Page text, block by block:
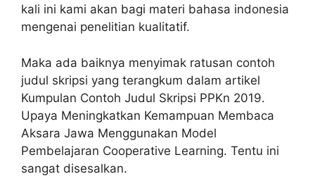
kali ini kami akan bagi materi bahasa indonesia
mengenai penelitian kualitatif.
Maka ada baiknya menyimak ratusan contoh
judul skripsi yang terangkum dalam artikel
Kumpulan Contoh Judul Skripsi PPKn 2019.
Upaya Meningkatkan Kemampuan Membaca
Aksara Jawa Menggunakan Model
Pembelajaran Cooperative Learning. Tentu ini
sangat disesalkan.